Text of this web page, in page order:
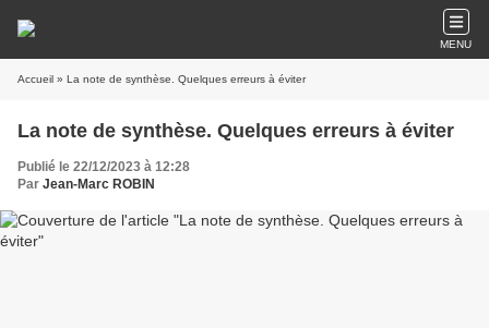
MENU
Accueil » La note de synthèse. Quelques erreurs à éviter
La note de synthèse. Quelques erreurs à éviter
Publié le 22/12/2023 à 12:28
Par Jean-Marc ROBIN